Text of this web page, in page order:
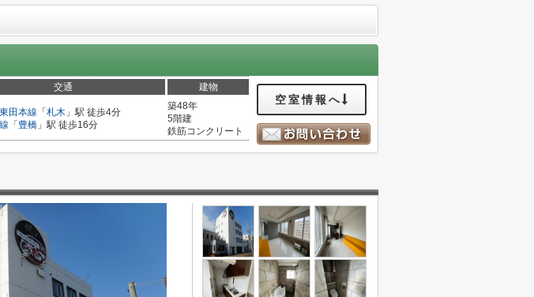
交通 建物
田本線 「 札木 」駅 徒歩4分
「 豊橋 」駅 徒歩16分
築48年
5階建
鉄筋コンクリート
空室情報へ